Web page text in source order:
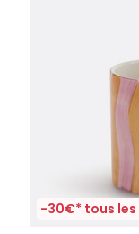
-30€* tous les